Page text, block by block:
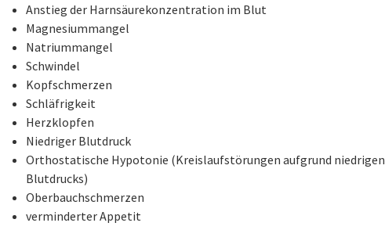
Anstieg der Harnsäurekonzentration im Blut
Magnesiummangel
Natriummangel
Schwindel
Kopfschmerzen
Schläfrigkeit
Herzklopfen
Niedriger Blutdruck
Orthostatische Hypotonie (Kreislaufstörungen aufgrund niedrigen
Blutdrucks)
Oberbauchschmerzen
verminderter Appetit